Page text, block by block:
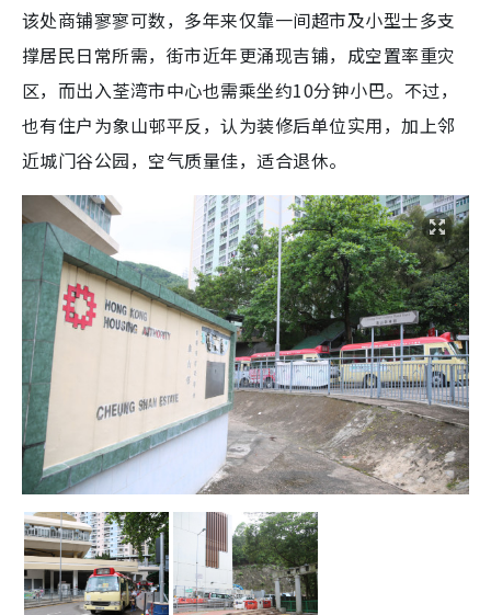
该处商铺寥寥可数，多年来仅靠一间超市及小型士多支
撑居民日常所需，街市近年更涌现吉铺，成空置率重灾
区，而出入荃湾市中心也需乘坐约10分钟小巴。不过，
也有住户为象山邨平反，认为装修后单位实用，加上邻
近城门谷公园，空气质量佳，适合退休。